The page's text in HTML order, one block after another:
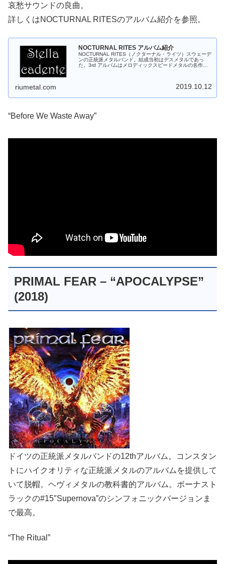
哀愁サウンドの良曲。
詳しくはNOCTURNAL RITESのアルバム紹介を参照。
NOCTURNAL RITES アルバム紹介
NOCTURNAL RITES（ノクターナル・ライツ）スウェーデ
ンの正統派メタルバンド。結成当初はデスメタルであっ
た。3rd アルバムはメロディックスピードメタルの名作で
riumetal.com 2019.10.12
“Before We Waste Away”
PRIMAL FEAR – “APOCALYPSE”
(2018)
ドイツの正統派メタルバンドの12thアルバム。コンスタン
トにハイクオリティな正統派メタルのアルバムを提供して
いて脱帽。ヘヴィメタルの教科書的アルバム。ボーナスト
ラックの#15″Supernova”のシンフォニックバージョンま
で最高。
“The Ritual”